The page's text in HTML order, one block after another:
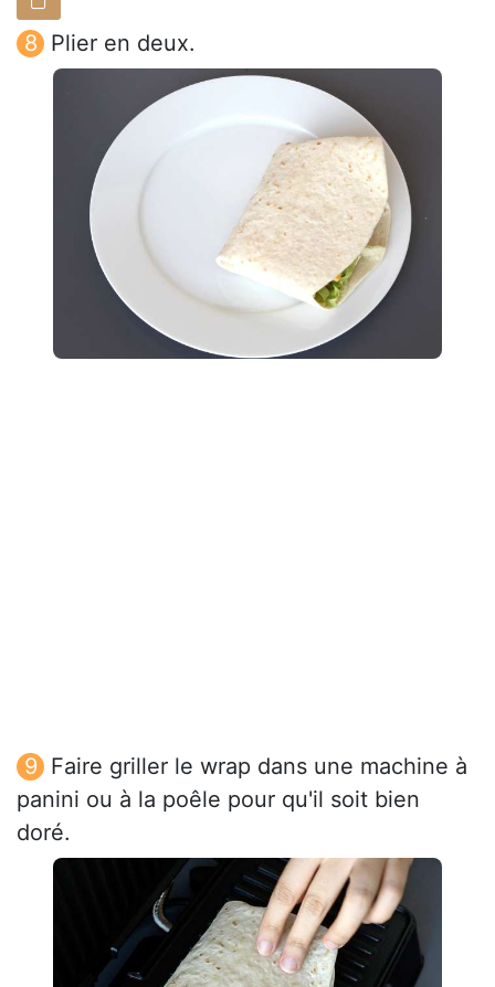
Plier en deux.
Faire griller le wrap dans une machine à
panini ou à la poêle pour qu'il soit bien
doré.